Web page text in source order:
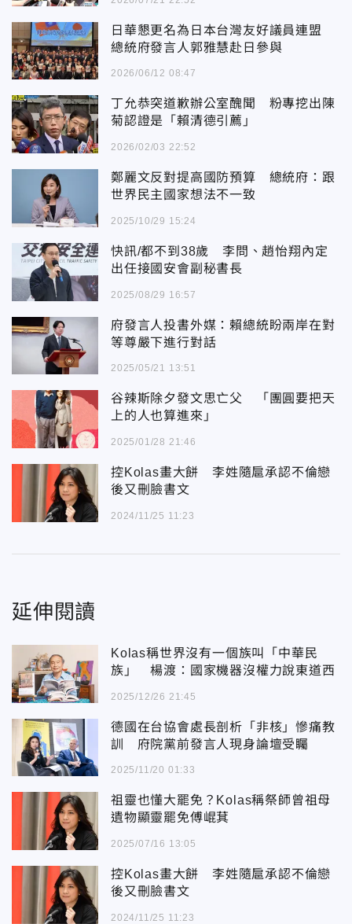
日華懇更名為日本台灣友好議員連盟
總統府發言人郭雅慧赴日參與
2026/06/12 08:47
丁允恭突道歉辦公室醜聞 粉專挖出陳
菊認證是「賴清德引薦」
2026/02/03 22:52
鄭麗文反對提高國防預算 總統府：跟
世界民主國家想法不一致
2025/10/29 15:24
快訊/都不到38歲 李問、趙怡翔內定
出任接國安會副秘書長
2025/08/29 16:57
府發言人投書外媒：賴總統盼兩岸在對
等尊嚴下進行對話
2025/05/21 13:51
谷辣斯除夕發文思亡父 「團圓要把天
上的人也算進來」
2025/01/28 21:46
控Kolas畫大餅 李姓隨扈承認不倫戀
後又刪臉書文
2024/11/25 11:23
延伸閱讀
Kolas稱世界沒有一個族叫「中華民
族」 楊渡：國家機器沒權力說東道西
2025/12/26 21:45
德國在台協會處長剖析「非核」慘痛教
訓 府院黨前發言人現身論壇受矚
2025/11/20 01:33
祖靈也懂大罷免？Kolas稱祭師曾祖母
遺物顯靈罷免傅崐萁
2025/07/16 13:05
控Kolas畫大餅 李姓隨扈承認不倫戀
後又刪臉書文
2024/11/25 11:23